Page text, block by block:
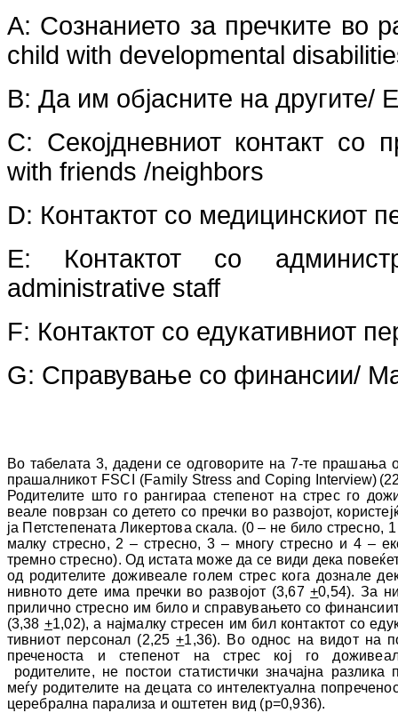
A: Сознанието за пречките во
child with developmental
B: Да им објасните на другите/
C: Секојдневниот контакт со
with friends /neighbors
D: Контактот со медицинскиот
E: Контактот со
administrative staff
F: Контактот со едукативниот
G: Справување со финансии/
Во табелата 3, дадени се одговорите на 7-те пра­­шања
прашалникот FSCI (Family Stress and Coping Interview)
Родителите што го рангираa степенот на стрес го
веа­ле поврзан со детето со пречки во раз­во­јот,
ја Петстепената Ликертова ска­­ла. (0 – не било стресно,
малку стрес­но, 2 – стресно, 3 – многу стресно и 4 –
трем­но стресно). Од истата може да се види дека
од родителите доживеале го­лем стрес кога дознале
нивното дете има пречки во развојот (3,67+0,54). За
при­­лично стресно им било и справувањето со
(3,38 +1,02), а најмалку стре­сен им бил контактот со
тивниот пер­­со­нал (2,25+1,36). Во однос на видот на
пре­ченоста истепенот на стрес кој го
родителите, не постои ста­тис­тич­ки зна­чајна разлика
меѓу родителите на де­­ц­а­та со интелектуална попрече
це­ре­­брал­на­ парализа и оштетен вид (p=0,936).